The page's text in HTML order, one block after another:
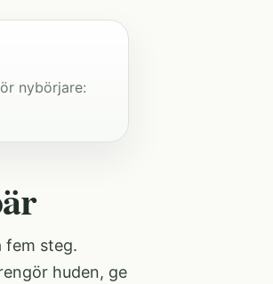
nybörjare:
fem steg.
huden, ge